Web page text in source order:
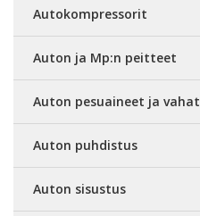
Autokompressorit
Auton ja Mp:n peitteet
Auton pesuaineet ja vahat
Auton puhdistus
Auton sisustus